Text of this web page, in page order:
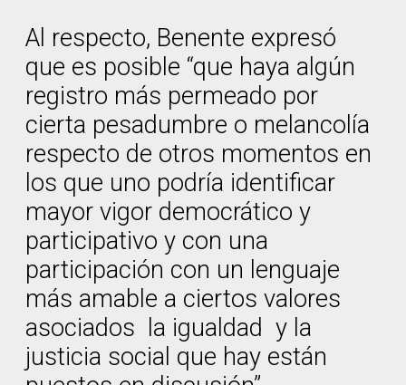
Al respecto, Benente expresó
que es posible “que haya algún
registro más permeado por
cierta pesadumbre o melancolía
respecto de otros momentos en
los que uno podría identificar
mayor vigor democrático y
participativo y con una
participación con un lenguaje
más amable a ciertos valores
asociados la igualdad y la
justicia social que hay están